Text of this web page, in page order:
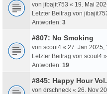
von jibajit753 « 19. Mai
Letzter Beitrag von
Antworten: 3
#807: No Smoking
von scout4 « 27. Jan 2025,
Letzter Beitrag von scout4 »
Antworten: 19
#845: Happy Hour
von drschneck « 26. Nov